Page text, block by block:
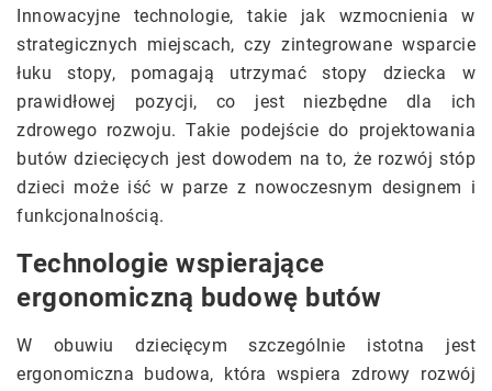
Innowacyjne technologie, takie jak wzmocnienia w
strategicznych miejscach, czy zintegrowane wsparcie
łuku stopy, pomagają utrzymać stopy dziecka w
prawidłowej pozycji, co jest niezbędne dla ich
zdrowego rozwoju. Takie podejście do projektowania
butów dziecięcych jest dowodem na to, że rozwój stóp
dzieci może iść w parze z nowoczesnym designem i
funkcjonalnością.
Technologie wspierające
ergonomiczną budowę butów
W obuwiu dziecięcym szczególnie istotna jest
ergonomiczna budowa, która wspiera zdrowy rozwój